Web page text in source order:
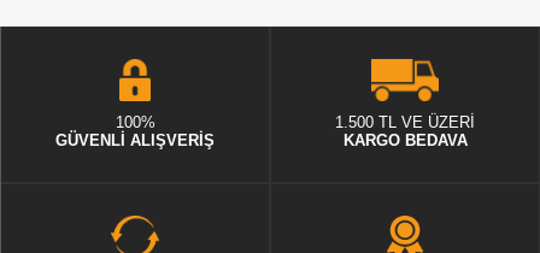
100%
GÜVENLİ ALIŞVERİŞ
1.500 TL VE ÜZERİ
KARGO BEDAVA